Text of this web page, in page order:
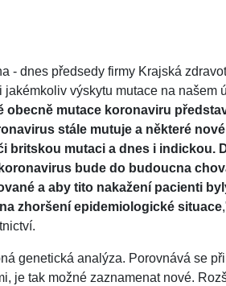
- dnes předsedy firmy Krajská
jakémkoliv výskytu mutace na našem
obecně mutace koronaviru
stále mutuje a některé
britskou mutaci a dnes i indickou.
bude do budoucna
a aby tito nakažení pacienti
zhoršení epidemiologické situace
genetická analýza. Porovnává se
je tak možné zaznamenat nové.